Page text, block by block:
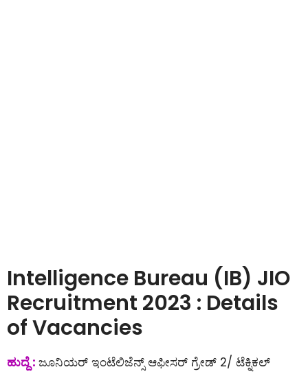
Intelligence Bureau (IB) JIO
Recruitment 2023 : Details
of Vacancies
ಹುದ್ದೆ : ಜೂನಿಯರ್ ಇಂಟೆಲಿಜೆನ್ಸ್ ಆಫೀಸರ್ ಗ್ರೇಡ್ 2/ ಟೆಕ್ನಿಕಲ್